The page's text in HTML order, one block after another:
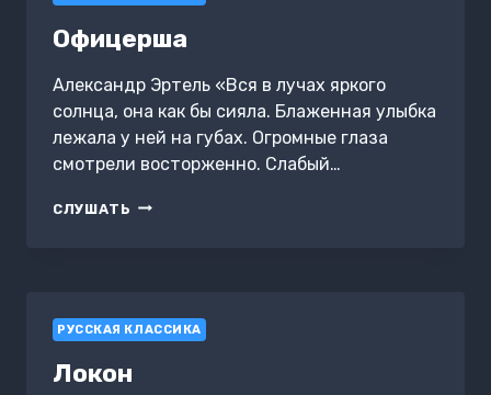
Офицерша
Александр Эртель «Вся в лучах яркого
солнца, она как бы сияла. Блаженная улыбка
лежала у ней на губах. Огромные глаза
смотрели восторженно. Слабый…
СЛУШАТЬ ОФИЦЕРША
РУССКАЯ КЛАССИКА
Локон